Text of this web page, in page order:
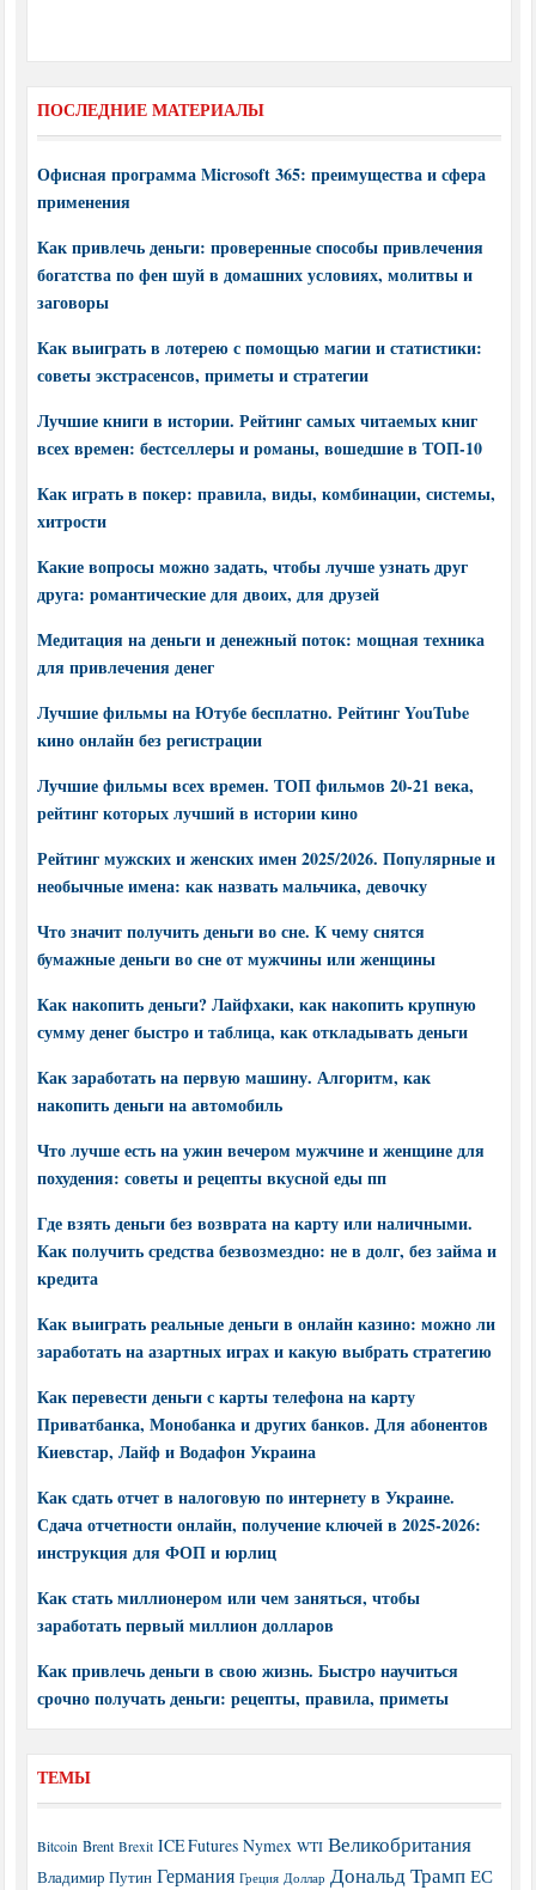
ПОСЛЕДНИЕ МАТЕРИАЛЫ
Офисная программа Microsoft 365: преимущества и сфера
применения
Как привлечь деньги: проверенные способы привлечения
богатства по фен шуй в домашних условиях, молитвы и
заговоры
Как выиграть в лотерею с помощью магии и статистики:
советы экстрасенсов, приметы и стратегии
Лучшие книги в истории. Рейтинг самых читаемых книг
всех времен: бестселлеры и романы, вошедшие в ТОП-10
Как играть в покер: правила, виды, комбинации, системы,
хитрости
Какие вопросы можно задать, чтобы лучше узнать друг
друга: романтические для двоих, для друзей
Медитация на деньги и денежный поток: мощная техника
для привлечения денег
Лучшие фильмы на Ютубе бесплатно. Рейтинг YouTube
кино онлайн без регистрации
Лучшие фильмы всех времен. ТОП фильмов 20-21 века,
рейтинг которых лучший в истории кино
Рейтинг мужских и женских имен 2025/2026. Популярные и
необычные имена: как назвать мальчика, девочку
Что значит получить деньги во сне. К чему снятся
бумажные деньги во сне от мужчины или женщины
Как накопить деньги? Лайфхаки, как накопить крупную
сумму денег быстро и таблица, как откладывать деньги
Как заработать на первую машину. Алгоритм, как
накопить деньги на автомобиль
Что лучше есть на ужин вечером мужчине и женщине для
похудения: советы и рецепты вкусной еды пп
Где взять деньги без возврата на карту или наличными.
Как получить средства безвозмездно: не в долг, без займа и
кредита
Как выиграть реальные деньги в онлайн казино: можно ли
заработать на азартных играх и какую выбрать стратегию
Как перевести деньги с карты телефона на карту
Приватбанка, Монобанка и других банков. Для абонентов
Киевстар, Лайф и Водафон Украина
Как сдать отчет в налоговую по интернету в Украине.
Сдача отчетности онлайн, получение ключей в 2025-2026:
инструкция для ФОП и юрлиц
Как стать миллионером или чем заняться, чтобы
заработать первый миллион долларов
Как привлечь деньги в свою жизнь. Быстро научиться
срочно получать деньги: рецепты, правила, приметы
ТЕМЫ
Bitcoin Brent Brexit ICE Futures Nymex WTI Великобритания
Владимир Путин Германия Греция Доллар Дональд Трамп ЕС